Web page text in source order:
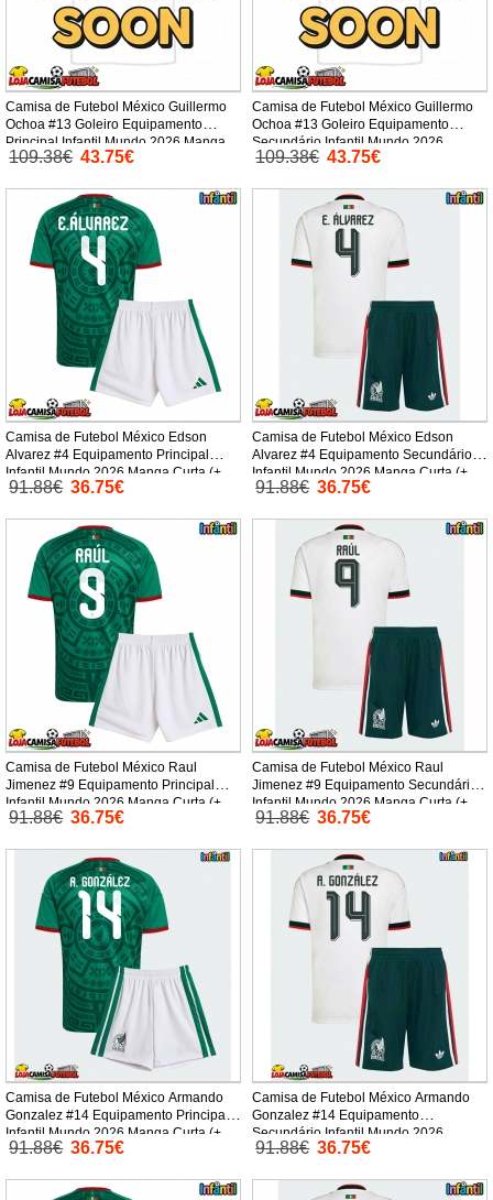
Camisa de Futebol México Guillermo
Ochoa #13 Goleiro Equipamento
Principal Infantil Mundo 2026 Manga
Comprida (+ Calças curtas)
109.38€ 43.75€
Camisa de Futebol México Guillermo
Ochoa #13 Goleiro Equipamento
Secundário Infantil Mundo 2026
Manga Comprida (+ Calças curtas)
109.38€ 43.75€
Camisa de Futebol México Edson
Alvarez #4 Equipamento Principal
Infantil Mundo 2026 Manga Curta (+
Calças curtas)
91.88€ 36.75€
Camisa de Futebol México Edson
Alvarez #4 Equipamento Secundário
Infantil Mundo 2026 Manga Curta (+
Calças curtas)
91.88€ 36.75€
Camisa de Futebol México Raul
Jimenez #9 Equipamento Principal
Infantil Mundo 2026 Manga Curta (+
Calças curtas)
91.88€ 36.75€
Camisa de Futebol México Raul
Jimenez #9 Equipamento Secundário
Infantil Mundo 2026 Manga Curta (+
Calças curtas)
91.88€ 36.75€
Camisa de Futebol México Armando
Gonzalez #14 Equipamento Principal
Infantil Mundo 2026 Manga Curta (+
Calças curtas)
91.88€ 36.75€
Camisa de Futebol México Armando
Gonzalez #14 Equipamento
Secundário Infantil Mundo 2026
Manga Curta (+ Calças curtas)
91.88€ 36.75€